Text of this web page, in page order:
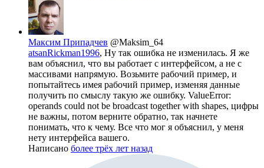
Максим Припадчев @Maksim_64
atsanRickman1996, Ну так ошибка не изменилась. Я же
вам объяснил, что вы работает с интерфейсом, а не с
массивами напрямую. Возьмите рабочий пример, и
попытайтесь имея рабочий пример, изменяя данные
получить по смыслу такую же ошибку. ValueError:
operands could not be broadcast together with shapes, цифры
не важны, потом верните обратно, так начнете
понимать, что к чему. Все что мог я объяснил, у меня
нету интерфейса вашего.
Написано более трёх лет назад